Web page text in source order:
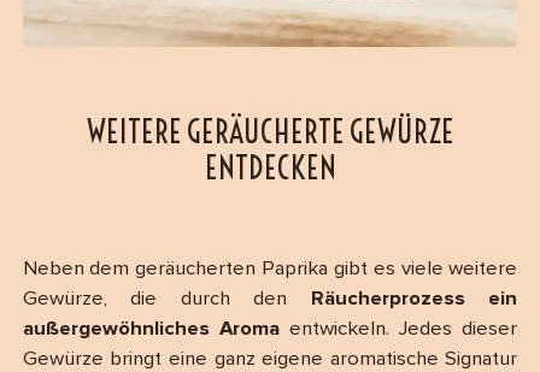
WEITERE GERÄUCHERTE GEWÜRZE
ENTDECKEN
Neben dem geräucherten Paprika gibt es viele weitere
Gewürze, die durch den
Räucherprozess ein
außergewöhnliches Aromaentwickeln. Jedes dieser
Gewürze bringt eine ganz eigene aromatische Signatur